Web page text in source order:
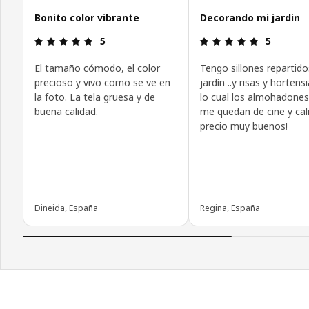
Bonito color vibrante
Reseña: 5 de 5 estrellas.
5
El tamaño cómodo, el color
precioso y vivo como se ve en
la foto. La tela gruesa y de
buena calidad.
Dineida, España
Decorando mi jardin
Reseña: 5
5
Tengo sillones
jardín ..y risas y
lo cual los
me quedan de cine y
precio muy buenos!
Regina, España